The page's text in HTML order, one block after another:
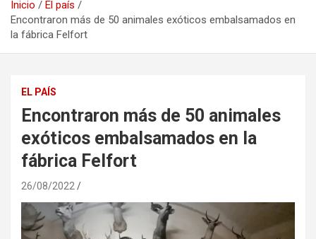
Inicio
El país
Encontraron más de 50 animales exóticos embalsamados en
la fábrica Felfort
EL PAÍS
Encontraron más de 50 animales
exóticos embalsamados en la
fábrica Felfort
26/08/2022